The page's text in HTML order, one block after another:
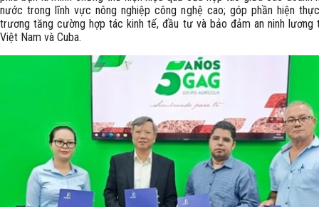
nước trong lĩnh vực nông nghiệp công nghệ cao; góp phần hiện
trương tăng cường hợp tác kinh tế, đầu tư và bảo đảm an ninh lương
Việt Nam và Cuba.